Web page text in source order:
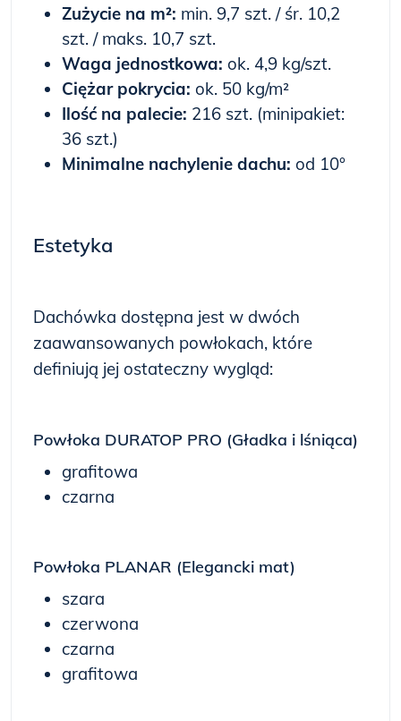
Zużycie na m²: min. 9,7 szt. / śr. 10,2
szt. / maks. 10,7 szt.
Waga jednostkowa: ok. 4,9 kg/szt.
Ciężar pokrycia: ok. 50 kg/m²
Ilość na palecie: 216 szt. (minipakiet:
36 szt.)
Minimalne nachylenie dachu: od 10°
Estetyka
Dachówka dostępna jest w dwóch
zaawansowanych powłokach, które
definiują jej ostateczny wygląd:
Powłoka DURATOP PRO (Gładka i lśniąca)
grafitowa
czarna
Powłoka PLANAR (Elegancki mat)
szara
czerwona
czarna
grafitowa